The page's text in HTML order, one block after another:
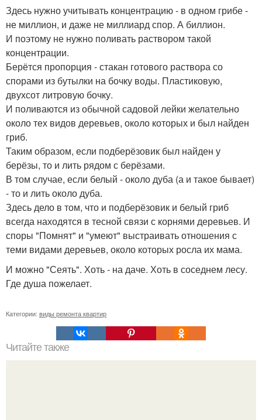
Здесь нужно учитывать концентрацию - в одном грибе -
не миллион, и даже не миллиард спор. А биллион.
И поэтому не нужно поливать раствором такой
концентрации.
Берётся пропорция - стакан готового раствора со
спорами из бутылки на бочку воды. Пластиковую,
двухсот литровую бочку.
И поливаются из обычной садовой лейки желательно
около тех видов деревьев, около которых и был найден
гриб.
Таким образом, если подберёзовик был найден у
берёзы, то и лить рядом с берёзами.
В том случае, если белый - около дуба (а и такое бывает)
- то и лить около дуба.
Здесь дело в том, что и подберёзовик и белый гриб
всегда находятся в тесной связи с корнями деревьев. И
споры "Помнят" и "умеют" выстраивать отношения с
теми видами деревьев, около которых росла их мама.
И можно "Сеять". Хоть - на даче. Хоть в соседнем лесу.
Где душа пожелает.
Категории: виды ремонта квартир
Читайте также